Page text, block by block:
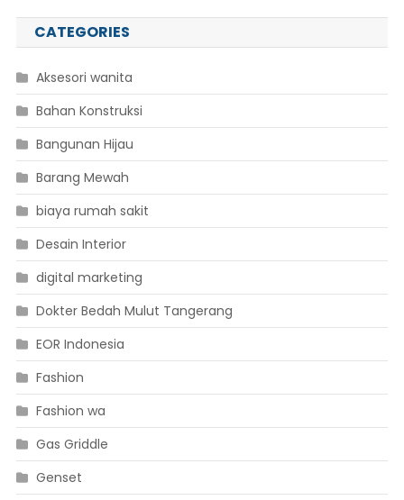
CATEGORIES
Aksesori wanita
Bahan Konstruksi
Bangunan Hijau
Barang Mewah
biaya rumah sakit
Desain Interior
digital marketing
Dokter Bedah Mulut Tangerang
EOR Indonesia
Fashion
Fashion wa
Gas Griddle
Genset